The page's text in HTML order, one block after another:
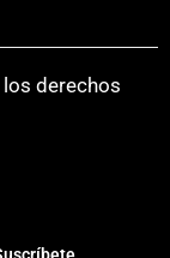
derechos